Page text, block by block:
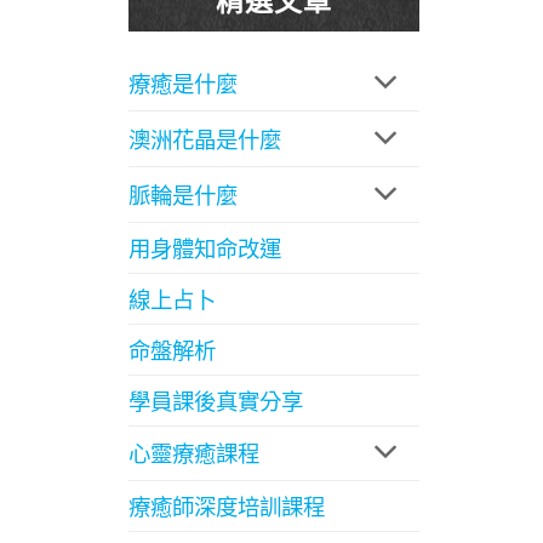
療癒是什麼
澳洲花晶是什麼
脈輪是什麼
用身體知命改運
線上占卜
命盤解析
學員課後真實分享
心靈療癒課程
療癒師深度培訓課程